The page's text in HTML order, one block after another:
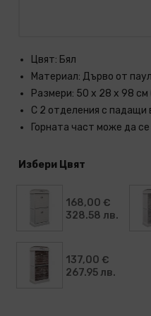
Цвят: Бял
Материал: Дърво от
Размери: 50 x 28 x 98
С 2 отделения с падащи
Горната част може да
Избери Цвят
168,00 €
328.58 лв.
137,00 €
267.95 лв.